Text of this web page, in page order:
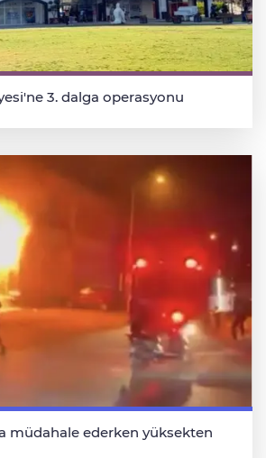
3. dalga operasyonu
müdahale ederken yüksekten